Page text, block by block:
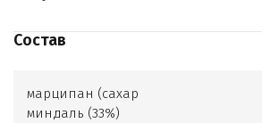
Состав
марципан (сахар
миндаль (33%)